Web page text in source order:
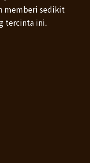
memberi sedikit
tercinta ini.